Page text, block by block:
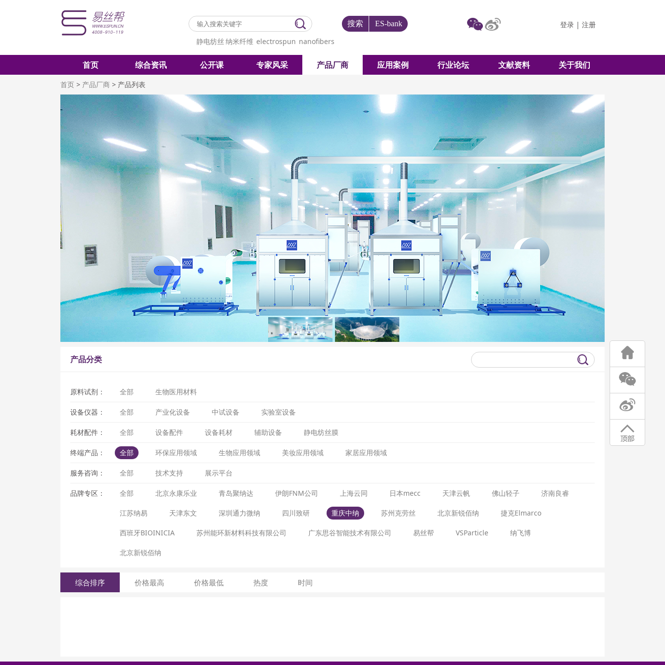
搜索 ES-bank
静电纺丝 纳米纤维 electrospun nanofibers
登录 | 注册
首页 综合资讯 公开课 专家风采 产品厂商 应用案例 行业论坛 文献资料 关于我们
首页 > 产品厂商 > 产品列表
产品分类
原料试剂： 全部 生物医用材料
设备仪器： 全部 产业化设备 中试设备 实验室设备
耗材配件： 全部 设备配件 设备耗材 辅助设备 静电纺丝膜
终端产品： 全部 环保应用领域 生物应用领域 美妆应用领域 家居应用领域
服务咨询： 全部 技术支持 展示平台
品牌专区： 全部 北京永康乐业 青岛聚纳达 伊朗FNM公司 上海云同 日本mecc 天津云帆 佛山轻子 济南良睿
江苏纳易 天津东文 深圳通力微纳 四川致研 重庆中纳 苏州克劳丝 北京新锐佰纳 捷克Elmarco
西班牙BIOINICIA 苏州能环新材料科技有限公司 广东思谷智能技术有限公司 易丝帮 VSParticle 纳飞博
北京新锐佰纳
综合排序 价格最高 价格最低 热度 时间